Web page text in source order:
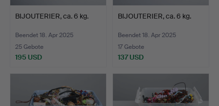
BIJOUTERIER, ca. 6 kg.
Beendet 18. Apr 2025
25 Gebote
195 USD
BIJOUTERIER, ca. 6 kg.
Beendet 18. Apr 2025
17 Gebote
137 USD